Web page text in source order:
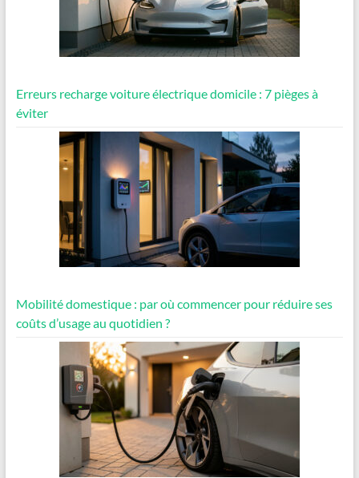
Erreurs recharge voiture électrique domicile : 7 pièges à
éviter
Mobilité domestique : par où commencer pour réduire ses
coûts d’usage au quotidien ?